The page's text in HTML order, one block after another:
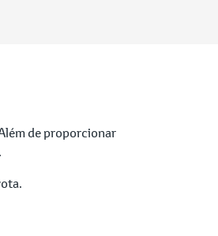
de proporcionar